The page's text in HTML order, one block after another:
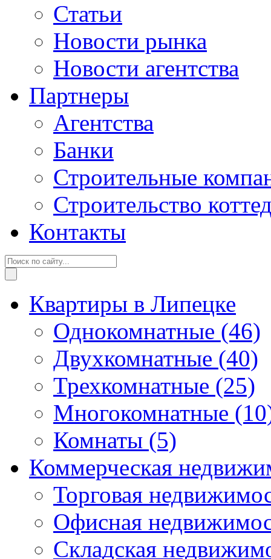
Статьи
Новости рынка
Новости агентства
Партнеры
Агентства
Банки
Строительные
Строительство
Контакты
Квартиры в Липецке
Однокомнатные (46)
Двухкомнатные (40)
Трехкомнатные (25)
Многокомнатные
Комнаты (5)
Коммерческая
Торговая
Офисная
Складская